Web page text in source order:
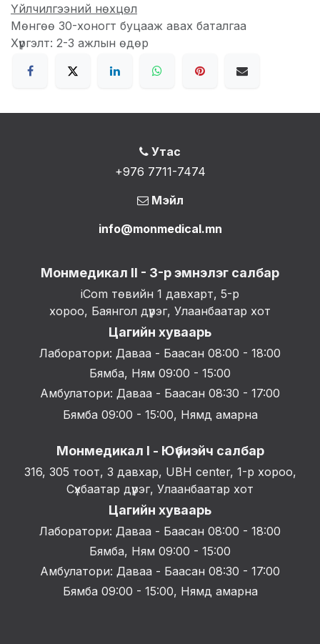
Үйлчилгээний нөхцөл
Мөнгөө 30-хоногт буцааж авах баталгаа
Хүргэлт: 2-3 ажлын өдөр
Утас
+976 7711-7474
Мэйл
info@monmedical.mn
Монмедикал II - 3-р эмнэлэг салбар
iCom төвийн 1 давхарт, 5-р
хороо, Баянгол дүүрэг, Улаанбаатар хот
Цагийн хуваарь
Лаборатори: Даваа - Баасан 08:00 - 18:00
Бямба, Ням 09:00 - 15:00
Амбулатори: Даваа - Баасан 08:30 - 17:00
Бямба 09:00 - 15:00, Нямд амарна
Монмедикал I - Юүбиэйч салбар
316, 305 тоот, 3 давхар, UBH center, 1-р хороо,
Сүхбаатар дүүрэг, Улаанбаатар хот
Цагийн хуваарь
Лаборатори: Даваа - Баасан 08:00 - 18:00
Бямба, Ням 09:00 - 15:00
Амбулатори: Даваа - Баасан 08:30 - 17:00
Бямба 09:00 - 15:00, Нямд амарна